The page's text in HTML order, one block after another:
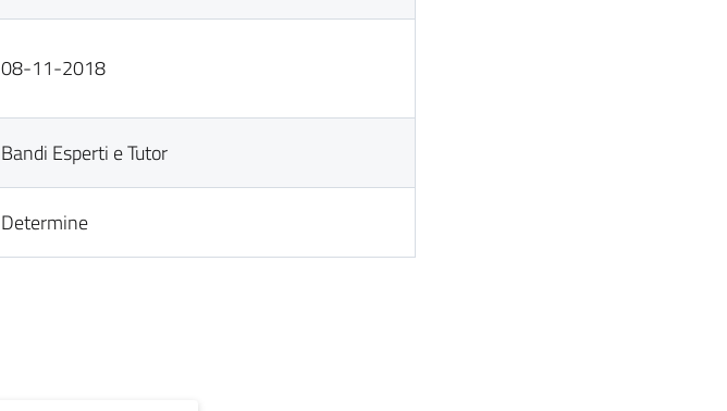
08-11-2018
Bandi Esperti e Tutor
Determine